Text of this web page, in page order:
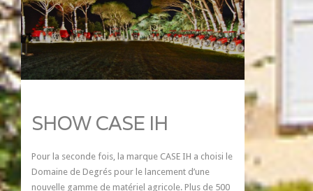
SHOW CASE IH
Pour la seconde fois, la marque CASE IH a choisi le
Domaine de Degrés pour le lancement d’une
nouvelle gamme de matériel agricole. Plus de 500